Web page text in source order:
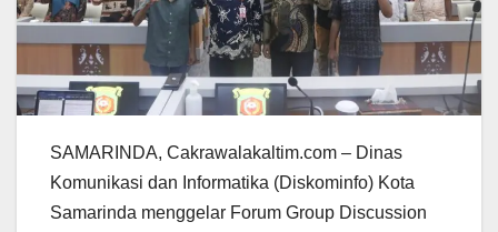
SAMARINDA, Cakrawalakaltim.com – Dinas
Komunikasi dan Informatika (Diskominfo) Kota
Samarinda menggelar Forum Group Discussion